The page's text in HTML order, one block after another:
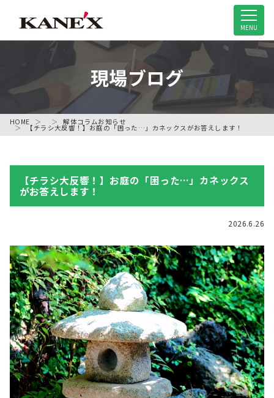
米子市の解体工事専門MENU
現場ブログ
HOME 解体コラム お知らせ
【チラシ大反響！】お庭の「困った…」カネックスがお答えします！
【チラシ大反響！】お庭の「困った…」カネックス
がお答えします！
2026.6.26